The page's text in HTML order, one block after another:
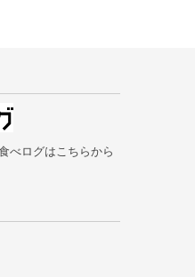
べログはこちらから